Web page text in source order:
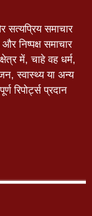
समाचार
निष्पक्ष समाचार
में, चाहे वह धर्म,
स्वास्थ्य या अन्य
रिपोर्ट्स प्रदान